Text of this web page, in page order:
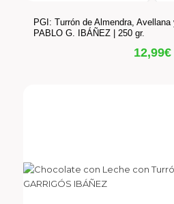
PGI: Turrón de Almendra,
PABLO G. IBÁÑEZ | 250 gr.
12,99€